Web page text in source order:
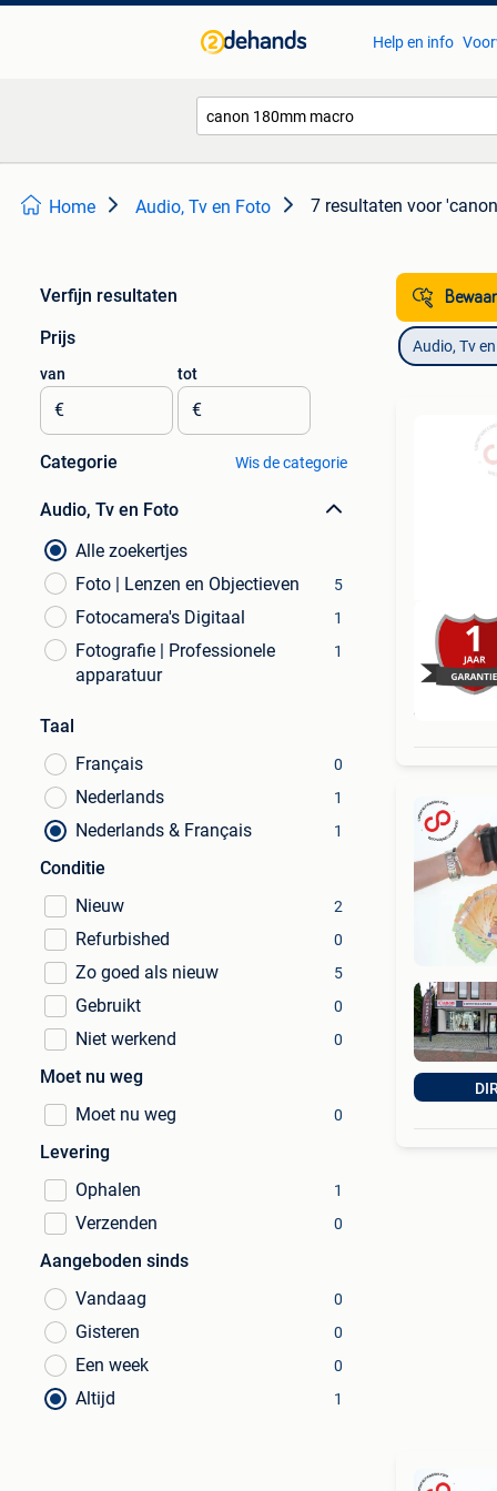
Help en info
Home Audio, Tv en Foto 7 resultaten voor
Verfijn resultaten
Prijs
van
€
tot
€
Categorie Wis de categorie
Audio, Tv en Foto
Alle zoekertjes
Foto | Lenzen en Objectieven
5
Fotocamera's Digitaal 1
Fotografie | Professionele
apparatuur
1
Taal
Français
0
Nederlands 1
Nederlands & Français 1
Conditie
Nieuw
2
Refurbished 0
Zo goed als nieuw 5
Gebruikt 0
Niet werkend 0
Moet nu weg
Moet nu weg
0
Levering
Ophalen
1
Verzenden 0
Aangeboden sinds
Vandaag
0
Gisteren 0
Een week 0
Altijd 1
Audio, Tv